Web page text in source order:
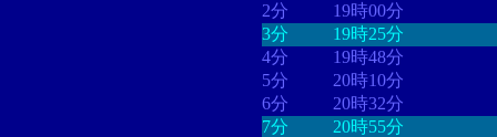
2分
19時00分
3分
19時25分
4分
19時48分
5分
20時10分
6分
20時32分
7分
20時55分